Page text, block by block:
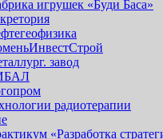
игрушек «Буди Баса»
завод
радиотерапии
«Разработка